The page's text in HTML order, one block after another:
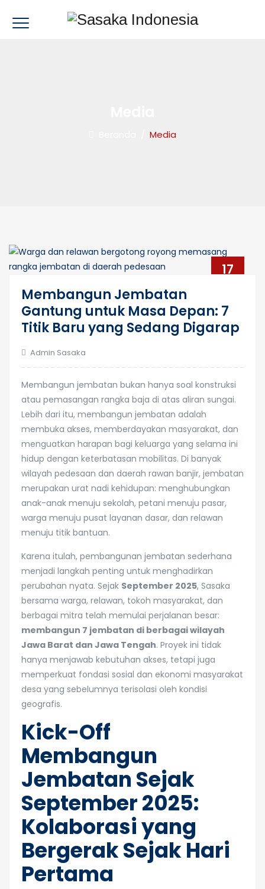
Media
17
Membangun Jembatan
Gantung untuk Masa Depan: 7
Titik Baru yang Sedang Digarap
Admin Sasaka
Membangun jembatan bukan hanya soal konstruksi
atau pemasangan rangka baja di atas aliran sungai.
Lebih dari itu, membangun jembatan adalah
membuka akses, memberdayakan masyarakat, dan
menguatkan harapan bagi keluarga yang selama ini
hidup dengan keterbatasan mobilitas. Di banyak
wilayah pedesaan dan daerah rawan banjir, jembatan
merupakan urat nadi kehidupan: menghubungkan
anak-anak menuju sekolah, petani menuju pasar,
warga menuju pusat layanan dasar, dan relawan
menuju titik bantuan.
Karena itulah, pembangunan jembatan sederhana
menjadi langkah penting untuk menghadirkan
perubahan nyata. Sejak September 2025, Sasaka
bersama warga, relawan, tokoh masyarakat, dan
berbagai mitra telah memulai perjalanan besar:
membangun 7 jembatan di berbagai wilayah
Jawa Barat dan Jawa Tengah. Proyek ini tidak
hanya menjawab kebutuhan akses, tetapi juga
memperkuat fondasi sosial dan ekonomi masyarakat
desa yang sebelumnya terisolasi oleh kondisi
geografis.
Kick-Off
Membangun
Jembatan Sejak
September 2025:
Kolaborasi yang
Bergerak Sejak Hari
Pertama